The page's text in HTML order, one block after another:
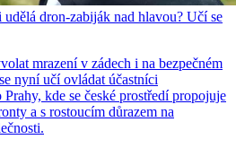
udělá dron-zabiják nad hlavou? Učí se
mrazení v zádech i na bezpečném
nyní učí ovládat účastníci
kde se české prostředí propojuje
a s rostoucím důrazem na